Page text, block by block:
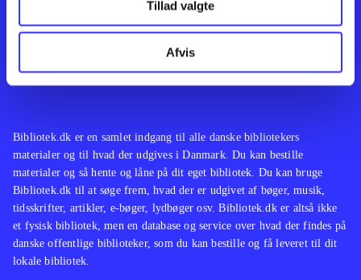
Tillad valgte
Afvis Feedback
Bibliotek.dk er en samlet indgang til alle danske bibliotekers
materialer og til hvad der udgives i Danmark. Du kan bestille
materialer og så hente og låne på dit eget bibliotek. Du kan bruge
Bibliotek.dk til at søge frem, hvad der er udgivet af bøger, musik,
tidsskrifter, artikler, e-bøger, lydbøger osv. Bibliotek.dk er altså ikke
et fysisk bibliotek, men en database og service over hvad der findes på
danske offentlige biblioteker, som du kan bestille og få leveret til dit
lokale bibliotek.
English
Noder